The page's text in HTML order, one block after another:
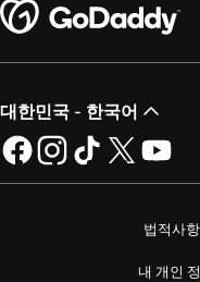
대한민국 - 한국어
법적사항
내 개인